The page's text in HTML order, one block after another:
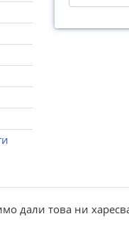
дали това ни